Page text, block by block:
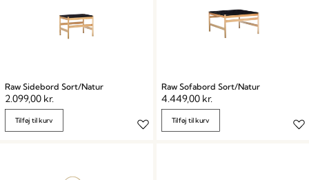
Raw Sidebord Sort/Natur
2.099,00 kr.
Tilføj til kurv
Raw Sofabord Sort/Natur
4.449,00 kr.
Tilføj til kurv